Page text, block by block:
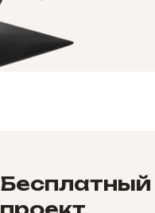
Бесплатный